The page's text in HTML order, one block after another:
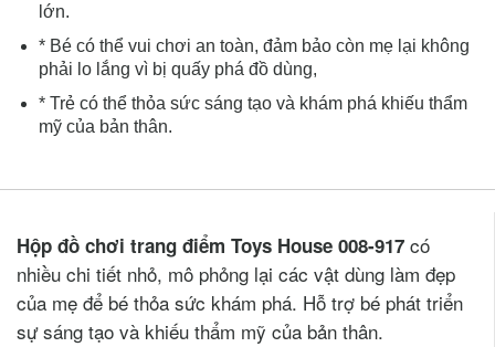
lớn.
* Bé có thể vui chơi an toàn, đảm bảo còn mẹ lại không
phải lo lắng vì bị quấy phá đồ dùng,
* Trẻ có thể thỏa sức sáng tạo và khám phá khiếu thẩm
mỹ của bản thân.
Hộp đồ chơi trang điểm Toys House 008-917 có
nhiều chi tiết nhỏ, mô phỏng lại các vật dùng làm đẹp
của mẹ để bé thỏa sức khám phá. Hỗ trợ bé phát triển
sự sáng tạo và khiếu thẩm mỹ của bản thân.